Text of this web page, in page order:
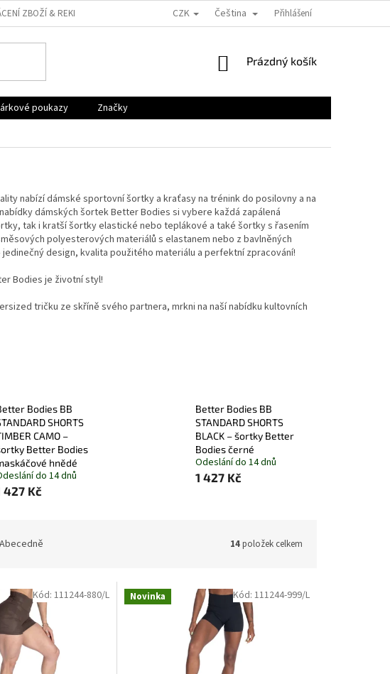
ZBOŽÍ & REKLAMACE KONTAKTY VELIKOSTNÍ TABULKY
CZK Čeština Přihlášení
NÁKUPNÍ
Prázdný košík
poukazy
Značky
nabízí dámské sportovní šortky a kraťasy na trénink do posilovny a na
dámských šortek Better Bodies si vybere každá zapálená
tak i kratší šortky elastické nebo teplákové a také šortky s řasením
polyesterových materiálů s elastanem nebo z bavlněných
design, kvalita použitého materiálu a perfektní zpracování!
Bodies je životní styl!
tričku ze skříně svého partnera, mrkni na naší nabídku kultovních
Bodies BB
SHORTS
CAMO –
Better Bodies
hnědé
do 14 dnů
427 Kč
Better Bodies BB
STANDARD SHORTS
BLACK – šortky Better
Bodies černé
Odeslání do 14 dnů
1 427 Kč
Abecedně 14položek celkem
Kód: 111244-880/L Novinka Kód: 111244-999/L